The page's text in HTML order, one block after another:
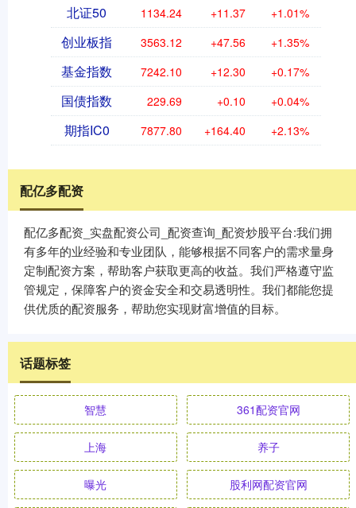
北证50 1134.24 +11.37 +1.01%
创业板指 3563.12 +47.56 +1.35%
基金指数 7242.10 +12.30 +0.17%
国债指数 229.69 +0.10 +0.04%
期指IC0 7877.80 +164.40 +2.13%
配亿多配资
配亿多配资_实盘配资公司_配资查询_配资炒股平台:我们拥
有多年的业经验和专业团队，能够根据不同客户的需求量身
定制配资方案，帮助客户获取更高的收益。我们严格遵守监
管规定，保障客户的资金安全和交易透明性。我们都能您提
供优质的配资服务，帮助您实现财富增值的目标。
话题标签
智慧 361配资官网
上海 养子
曝光 股利网配资官网